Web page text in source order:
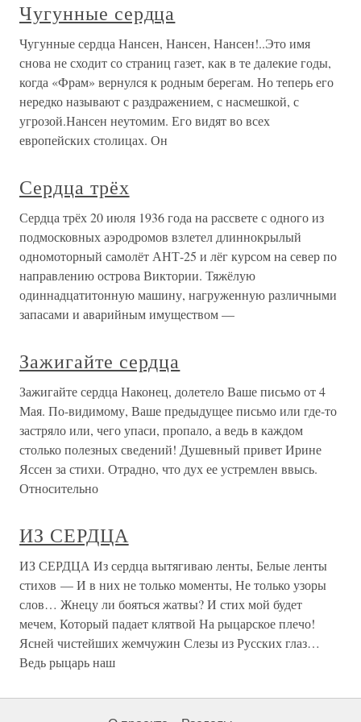
Чугунные сердца
Чугунные сердца Нансен, Нансен, Нансен!..Это имя
снова не сходит со страниц газет, как в те далекие годы,
когда «Фрам» вернулся к родным берегам. Но теперь его
нередко называют с раздражением, с насмешкой, с
угрозой.Нансен неутомим. Его видят во всех
европейских столицах. Он
Сердца трёх
Сердца трёх 20 июля 1936 года на рассвете с одного из
подмосковных аэродромов взлетел длиннокрылый
одномоторный самолёт АНТ-25 и лёг курсом на север по
направлению острова Виктории. Тяжёлую
одиннадцатитонную машину, нагруженную различными
запасами и аварийным имуществом —
Зажигайте сердца
Зажигайте сердца Наконец, долетело Ваше письмо от 4
Мая. По-видимому, Ваше предыдущее письмо или где-то
застряло или, чего упаси, пропало, а ведь в каждом
столько полезных сведений! Душевный привет Ирине
Яссен за стихи. Отрадно, что дух ее устремлен ввысь.
Относительно
ИЗ СЕРДЦА
ИЗ СЕРДЦА Из сердца вытягиваю ленты, Белые ленты
стихов — И в них не только моменты, Не только узоры
слов… Жнецу ли бояться жатвы? И стих мой будет
мечем, Который падает клятвой На рыцарское плечо!
Ясней чистейших жемчужин Слезы из Русских глаз…
Ведь рыцарь наш